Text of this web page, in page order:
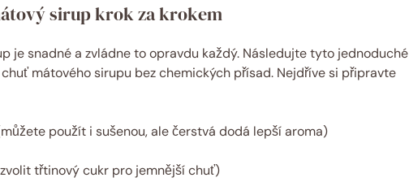
sirup krok za krokem
je snadné a zvládne to opravdu každý. Následujte tyto jednoduché
mátového sirupu bez chemických přísad. Nejdříve si připravte
použít i sušenou, ale čerstvá dodá lepší aroma)
třtinový cukr pro jemnější chuť)